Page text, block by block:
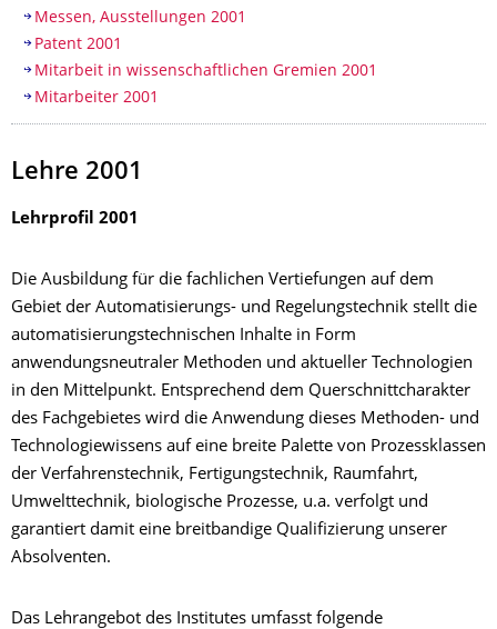
Messen, Ausstellungen 2001
Patent 2001
Mitarbeit in wissenschaftlichen Gremien 2001
Mitarbeiter 2001
Lehre 2001
Lehrprofil 2001
Die Ausbildung für die fachlichen Vertiefungen auf dem
Gebiet der Automatisierungs- und Regelungstechnik stellt die
automatisierungstechnischen Inhalte in Form
anwendungsneutraler Methoden und aktueller Technologien
in den Mittelpunkt. Entsprechend dem Querschnittcharakter
des Fachgebietes wird die Anwendung dieses Methoden- und
Technologiewissens auf eine breite Palette von Prozessklassen
der Verfahrenstechnik, Fertigungstechnik, Raumfahrt,
Umwelttechnik, biologische Prozesse, u.a. verfolgt und
garantiert damit eine breitbandige Qualifizierung unserer
Absolventen.
Das Lehrangebot des Institutes umfasst folgende